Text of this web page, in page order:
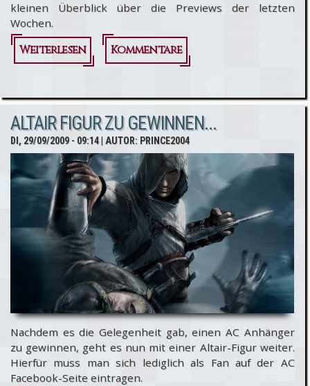
kleinen Überblick über die Previews der letzten
Wochen.
Weiterlesen
über
Creed 2:
Previews
im
Überblick...
Kommentare
ALTAIR FIGUR ZU GEWINNEN...
DI, 29/09/2009 - 09:14| AUTOR: PRINCE2004
Nachdem es die Gelegenheit gab, einen AC Anhänger
zu gewinnen, geht es nun mit einer Altair-Figur weiter.
Hierfür muss man sich lediglich als Fan auf der AC
Facebook-Seite eintragen.